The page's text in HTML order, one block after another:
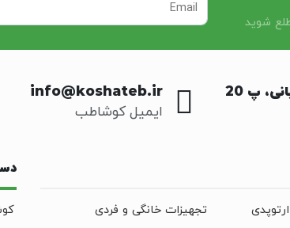
شوید
پ 20
info@koshateb.ir
ایمیل کوشاطب
تجهیزات خانگی و فردی